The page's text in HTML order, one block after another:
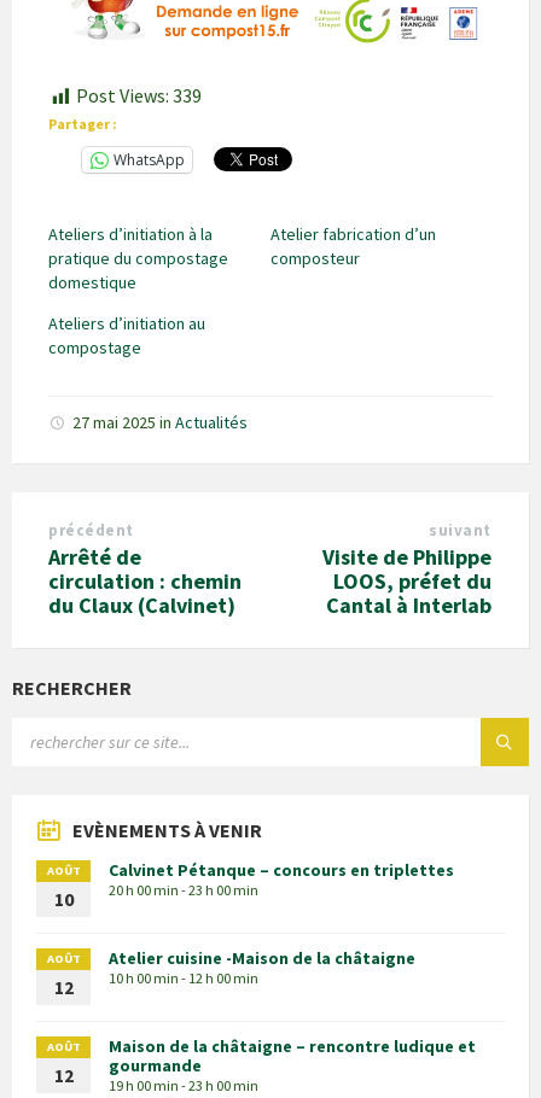
Post Views: 339
Partager :
WhatsApp
Ateliers d’initiation à la
pratique du compostage
domestique
Atelier fabrication d’un
composteur
Ateliers d’initiation au
compostage
27 mai 2025 in Actualités
précédent
Arrêté de
circulation : chemin
du Claux (Calvinet)
suivant
Visite de Philippe
LOOS, préfet du
Cantal à Interlab
RECHERCHER
EVÈNEMENTS À VENIR
AOÛT
10
Calvinet Pétanque – concours en triplettes
20 h 00 min - 23 h 00 min
AOÛT
12
Atelier cuisine -Maison de la châtaigne
10 h 00 min - 12 h 00 min
AOÛT
12
Maison de la châtaigne – rencontre ludique et
gourmande
19 h 00 min - 23 h 00 min